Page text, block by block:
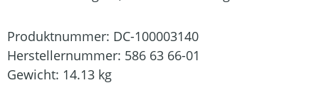
Produktnummer: DC-100003140
Herstellernummer: 586 63 66-01
Gewicht: 14.13 kg